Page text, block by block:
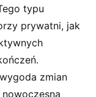
typu
prywatni, jak
zmian
nowoczesną